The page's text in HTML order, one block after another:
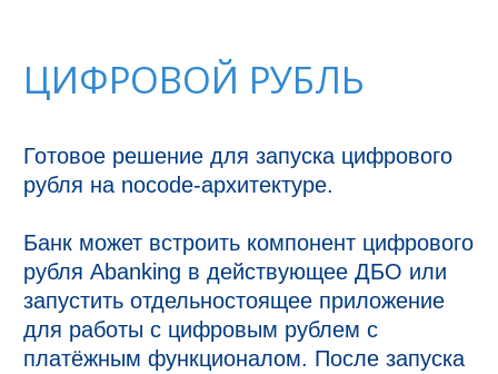
ЦИФРОВОЙ РУБЛЬ
Готовое решение для запуска цифрового
рубля на nocode-архитектуре.
Банк может встроить компонент цифрового
рубля Abanking в действующее ДБО или
запустить отдельностоящее приложение
для работы с цифровым рублем с
платёжным функционалом. После запуска